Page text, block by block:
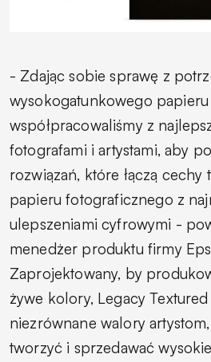
- Zdając sobie sprawę z
wysokogatunkowego papieru
współpracowaliśmy z
fotografami i artystami, aby
rozwiązań, które łączą cechy
papieru fotograficznego z
ulepszeniami cyfrowymi -
menedżer produktu firmy
Zaprojektowany, by
żywe kolory, Legacy
niezrównane walory
tworzyć i sprzedawać